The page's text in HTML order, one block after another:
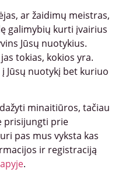
ar žaidimų meistras,
galimybių kurti įvairius
Jūsų nuotykius.
tokias, kokios yra.
Jūsų nuotykį bet kuriuo
minaitiūros, tačiau
prisijungti prie
pas mus vyksta kas
ir registraciją
.